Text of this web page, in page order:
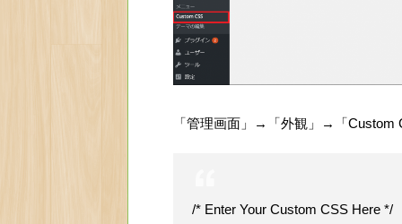
「管理画面」→「外観」→「Custom
/* Enter Your Custom CSS Here */